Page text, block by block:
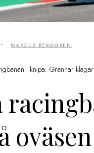
- MARCUS BERGGREN
i knipa: Grannar
oväsen